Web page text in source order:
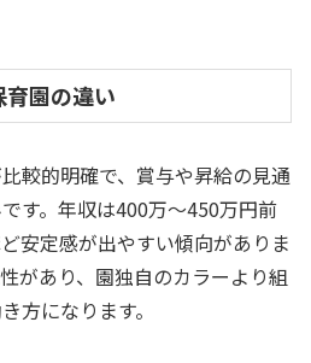
園の違い
較的明確で、賞与や昇給の見通
す。年収は400万〜450万円前
安定感が出やすい傾向がありま
があり、園独自のカラーより組
方になります。